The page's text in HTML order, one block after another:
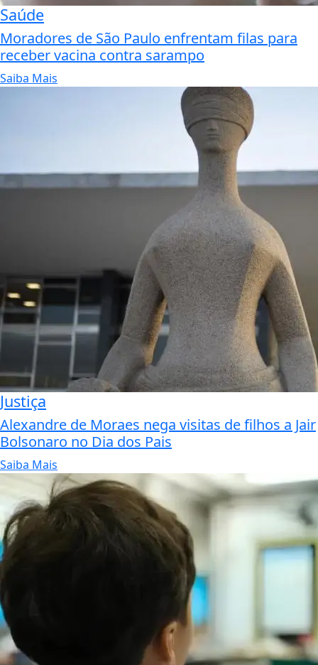
Saúde
Moradores de São Paulo enfrentam filas para
receber vacina contra sarampo
Saiba Mais
Justiça
Alexandre de Moraes nega visitas de filhos a Jair
Bolsonaro no Dia dos Pais
Saiba Mais